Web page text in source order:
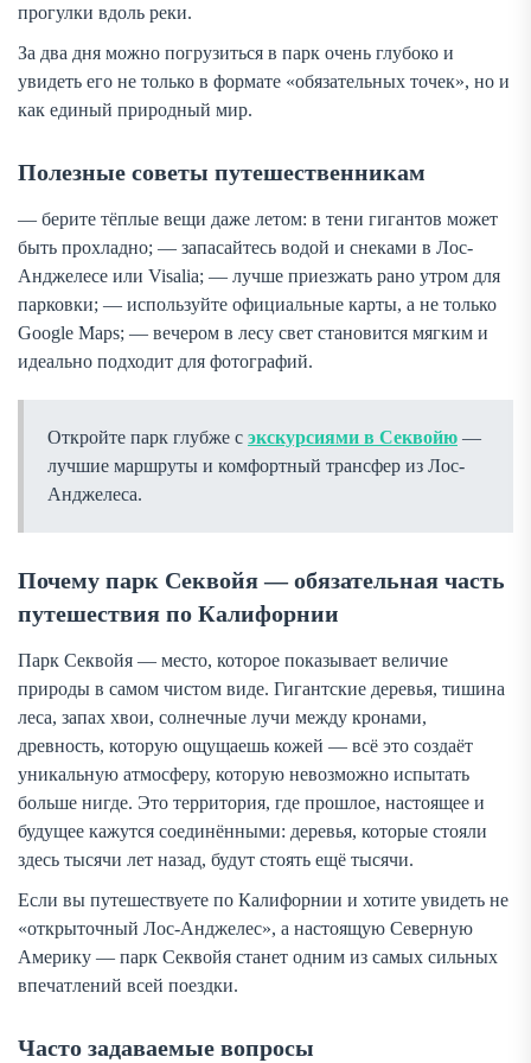
прогулки вдоль реки.
За два дня можно погрузиться в парк очень глубоко и
увидеть его не только в формате «обязательных точек», но и
как единый природный мир.
Полезные советы путешественникам
— берите тёплые вещи даже летом: в тени гигантов может
быть прохладно; — запасайтесь водой и снеками в Лос-
Анджелесе или Visalia; — лучше приезжать рано утром для
парковки; — используйте официальные карты, а не только
Google Maps; — вечером в лесу свет становится мягким и
идеально подходит для фотографий.
Откройте парк глубже с экскурсиями в Секвойю —
лучшие маршруты и комфортный трансфер из Лос-
Анджелеса.
Почему парк Секвойя — обязательная часть
путешествия по Калифорнии
Парк Секвойя — место, которое показывает величие
природы в самом чистом виде. Гигантские деревья, тишина
леса, запах хвои, солнечные лучи между кронами,
древность, которую ощущаешь кожей — всё это создаёт
уникальную атмосферу, которую невозможно испытать
больше нигде. Это территория, где прошлое, настоящее и
будущее кажутся соединёнными: деревья, которые стояли
здесь тысячи лет назад, будут стоять ещё тысячи.
Если вы путешествуете по Калифорнии и хотите увидеть не
«открыточный Лос-Анджелес», а настоящую Северную
Америку — парк Секвойя станет одним из самых сильных
впечатлений всей поездки.
Часто задаваемые вопросы